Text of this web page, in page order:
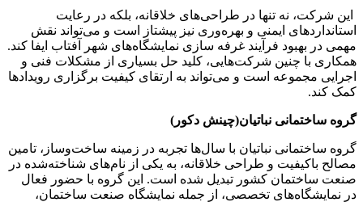
این شرکت، نه تنها در طراحی‌های خلاقانه، بلکه در رعایت
استانداردهای ایمنی و بهره‌وری نیز پیشتاز است و می‌تواند نقش
مهمی در بهبود فرآیند غرفه سازی نمایشگاه‌های شهر آفتاب ایفا کند.
همکاری با چنین شرکت‌هایی، کلید حل بسیاری از مشکلات فنی و
اجرایی مجموعه است و می‌تواند به ارتقای کیفیت برگزاری رویدادها
کمک کند.
گروه ساختمانی نباتیان(چینش دکور)
گروه ساختمانی نباتیان با سال‌ها تجربه در زمینه ساخت‌وساز، تامین
مصالح باکیفیت و طراحی خلاقانه، به یکی از نام‌های شناخته‌شده در
صنعت ساختمان کشور تبدیل شده است. این گروه با حضور فعال
در نمایشگاه‌های تخصصی، از جمله نمایشگاه صنعت ساختمان،